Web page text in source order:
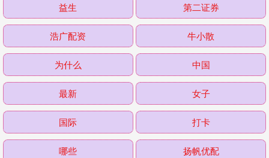
益生 第二证券
浩广配资 牛小散
为什么 中国
最新 女子
国际 打卡
哪些 扬帆优配